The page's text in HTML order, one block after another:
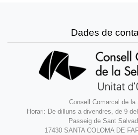
Dades de
Consell Comarcal de la
Horari: De dilluns a divendres, de 9
Passeig de Sant
17430 SANTA COLOMA DE